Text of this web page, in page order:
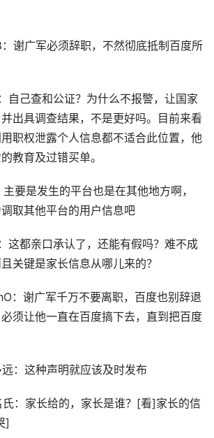
谢广军必须辞职，不然彻底抵制百度所
自己查和公证？为什么不报警，让国家
出具调查结果，不是更好吗。目前来看
职权泄露个人信息都不适合此位置，他
教育及过错买单。
要是发生的平台也是在其他地方啊，
取其他平台的用户信息吧
这都亲口承认了，还能有假吗？难不成
关键是家长信息从哪儿来的？
：谢广军千万不要离职，百度也别辞退
须让他一直在百度搞下去，直到把百度
：这种声明就应该及时发布
氏：家长给的，家长是谁？[看]家长的信
]